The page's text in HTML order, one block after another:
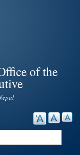
of the